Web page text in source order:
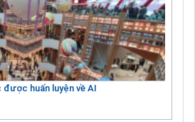
được huấn luyện về AI